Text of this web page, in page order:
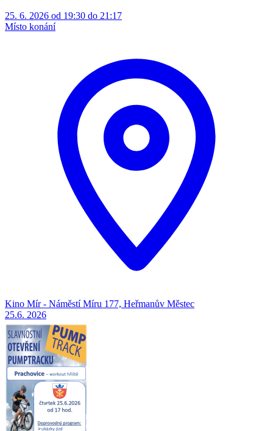
25. 6. 2026 od 19:30 do 21:17
Místo konání
Kino Mír - Náměstí Míru 177, Heřmanův Městec
25.6. 2026